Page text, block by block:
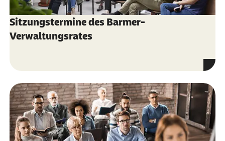
Sitzungstermine des Barmer-
Verwaltungsrates